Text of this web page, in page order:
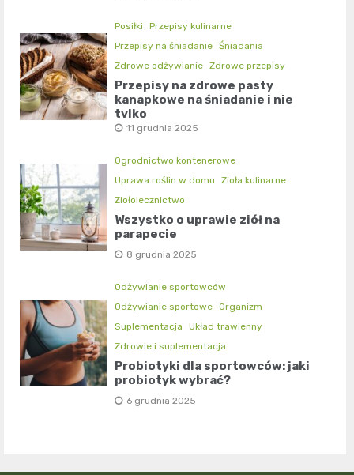
Posiłki
Przepisy kulinarne
Przepisy na śniadanie Śniadania
Zdrowe odżywianie Zdrowe przepisy
Przepisy na zdrowe pasty
kanapkowe na śniadanie i nie
tylko
11 grudnia 2025
Ogrodnictwo kontenerowe
Uprawa roślin w domu
Zioła kulinarne
Ziołolecznictwo
Wszystko o uprawie ziół na
parapecie
8 grudnia 2025
Odżywianie sportowców
Odżywianie sportowe Organizm
Suplementacja
Układ trawienny
Zdrowie i suplementacja
Probiotyki dla sportowców: jaki
probiotyk wybrać?
6 grudnia 2025